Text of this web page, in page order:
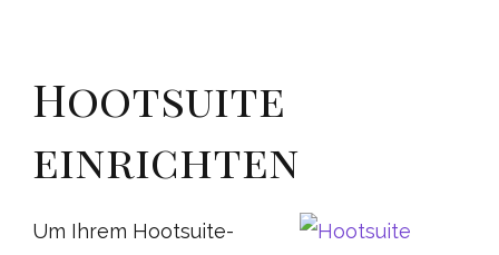
Hootsuite
einrichten
Um Ihrem Hootsuite-